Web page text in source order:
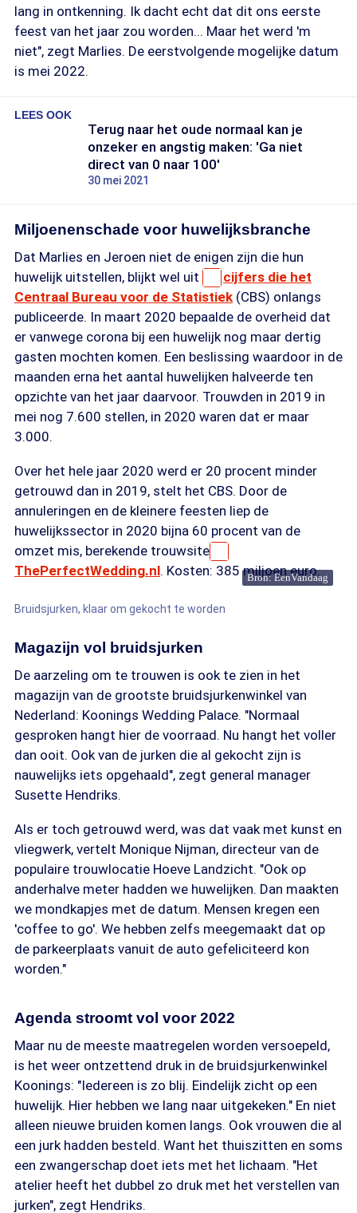
lang in ontkenning. Ik dacht echt dat dit ons eerste
feest van het jaar zou worden... Maar het werd 'm
niet", zegt Marlies. De eerstvolgende mogelijke datum
is mei 2022.
LEES OOK
Terug naar het oude normaal kan je
onzeker en angstig maken: 'Ga niet
direct van 0 naar 100'
30 mei 2021
Miljoenenschade voor huwelijksbranche
Dat Marlies en Jeroen niet de enigen zijn die hun
huwelijk uitstellen, blijkt wel uit
cijfers die het
Centraal Bureau voor de Statistiek (CBS) onlangs
publiceerde. In maart 2020 bepaalde de overheid dat
er vanwege corona bij een huwelijk nog maar dertig
gasten mochten komen. Een beslissing waardoor in de
maanden erna het aantal huwelijken halveerde ten
opzichte van het jaar daarvoor. Trouwden in 2019 in
mei nog 7.600 stellen, in 2020 waren dat er maar
3.000.
Over het hele jaar 2020 werd er 20 procent minder
getrouwd dan in 2019, stelt het CBS. Door de
annuleringen en de kleinere feesten liep de
huwelijkssector in 2020 bijna 60 procent van de
omzet mis, berekende trouwsite
ThePerfectWedding.nl. Kosten: 385 miljoen euro.
Bron: EenVandaag
Bruidsjurken, klaar om gekocht te worden
Magazijn vol bruidsjurken
De aarzeling om te trouwen is ook te zien in het
magazijn van de grootste bruidsjurkenwinkel van
Nederland: Koonings Wedding Palace. "Normaal
gesproken hangt hier de voorraad. Nu hangt het voller
dan ooit. Ook van de jurken die al gekocht zijn is
nauwelijks iets opgehaald", zegt general manager
Susette Hendriks.
Als er toch getrouwd werd, was dat vaak met kunst en
vliegwerk, vertelt Monique Nijman, directeur van de
populaire trouwlocatie Hoeve Landzicht. "Ook op
anderhalve meter hadden we huwelijken. Dan maakten
we mondkapjes met de datum. Mensen kregen een
'coffee to go'. We hebben zelfs meegemaakt dat op
de parkeerplaats vanuit de auto gefeliciteerd kon
worden."
Agenda stroomt vol voor 2022
Maar nu de meeste maatregelen worden versoepeld,
is het weer ontzettend druk in de bruidsjurkenwinkel
Koonings: "Iedereen is zo blij. Eindelijk zicht op een
huwelijk. Hier hebben we lang naar uitgekeken." En niet
alleen nieuwe bruiden komen langs. Ook vrouwen die al
een jurk hadden besteld. Want het thuiszitten en soms
een zwangerschap doet iets met het lichaam. "Het
atelier heeft het dubbel zo druk met het verstellen van
jurken", zegt Hendriks.